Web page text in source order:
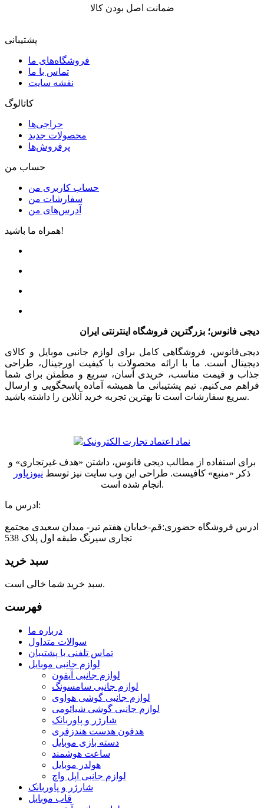
ضمانت اصل بودن کالا
پشتیبانی
فروشگاه‌های ما
تماس با ما
نقشه سایت
کاتالوگ
حراجی‌ها
محصولات جدید
پرفروش‌ها
حساب من
حساب کاربری من
سفارشات من
آدرس‌های من
همراه ما باشید!
دیجی فانوس؛ بزرگترین فروشگاه اینترنتی ایران
دیجی‌فانوس، فروشگاهی کامل برای لوازم جانبی موبایل و کالای
دیجیتال است. ما با ارائه محصولات با کیفیت اورجینال، طراحی
جذاب و قیمت مناسب، خریدی آسان، سریع و مطمئن برای شما
فراهم می‌کنیم. تیم پشتیبانی ما همیشه آماده پاسخگویی و ارسال
سریع سفارشات است تا بهترین تجربه خرید آنلاین را داشته باشید.
برای استفاده از مطالب دیجی فانوس، داشتن «هدف غیرتجاری» و
ذکر «منبع» کافیست. طراحی این وب سایت نیز توسط نیوزپاور
انجام شده است.
ادرس ما:
ادرس فروشگاه حضوری:قم-خیابان هفتم تیر- میدان سعیدی مجتمع
تجاری سیرنگ طبقه اول پلاک 538
سبد خرید
سبد خرید شما خالی است.
فهرست
درباره ما
سوالات متداول
تماس تلفنی با پشتیبان
لوازم جانبی موبایل
لوازم جانبی آیفون
لوازم جانبی سامسونگ
لوازم جانبی گوشی هواوی
لوازم جانبی گوشی شیائومی
شارژر و پاوربانک
هدفون هدست هندزفری
دسته بازی موبایل
ساعت هوشمند
هولدر موبایل
لوازم جانبی اپل واچ
شارژر و پاوربانک
قاب موبایل